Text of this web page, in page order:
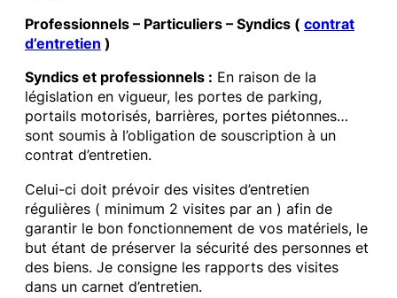
Professionnels – Particuliers – Syndics ( contrat
d’entretien )
Syndics et professionnels : En raison de la
législation en vigueur, les portes de parking,
portails motorisés, barrières, portes piétonnes…
sont soumis à l’obligation de souscription à un
contrat d’entretien.
Celui-ci doit prévoir des visites d’entretien
régulières ( minimum 2 visites par an ) afin de
garantir le bon fonctionnement de vos matériels, le
but étant de préserver la sécurité des personnes et
des biens. Je consigne les rapports des visites
dans un carnet d’entretien.